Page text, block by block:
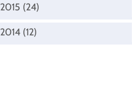
2015 (24)
2014 (12)